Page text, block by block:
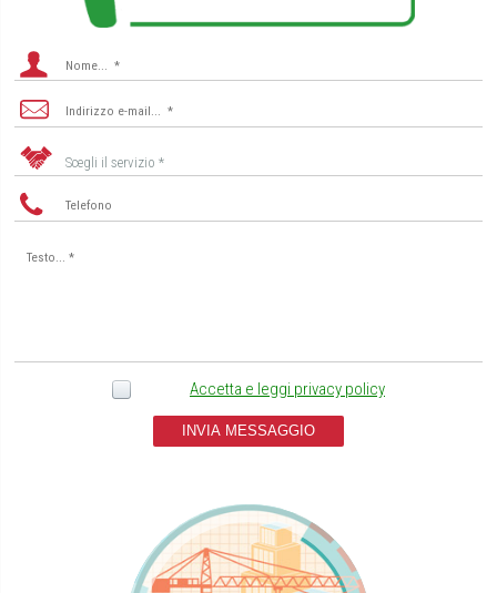
Scegli il servizio *
Accetta e leggi privacy policy
INVIA MESSAGGIO